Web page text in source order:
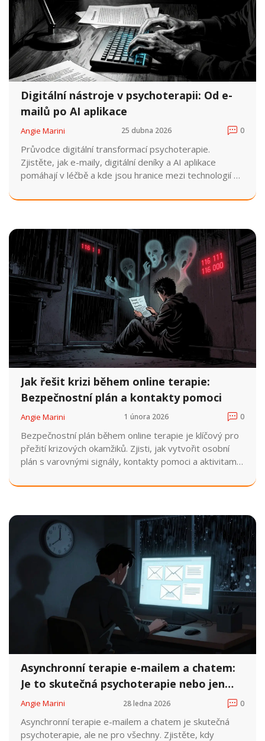
Digitální nástroje v psychoterapii: Od e-
mailů po AI aplikace
Angie Marini 25 dubna 2026 0
Průvodce digitální transformací psychoterapie.
Zjistěte, jak e-maily, digitální deníky a AI aplikace
pomáhají v léčbě a kde jsou hranice mezi technologií a
Jak řešit krizi během online terapie:
Bezpečnostní plán a kontakty pomoci
Angie Marini 1 února 2026 0
Bezpečnostní plán během online terapie je klíčový pro
přežití krizových okamžiků. Zjisti, jak vytvořit osobní
plán s varovnými signály, kontakty pomoci a aktivitami,
116 000.
Asynchronní terapie e-mailem a chatem:
Je to skutečná psychoterapie nebo jen
náhražka?
Angie Marini 28 ledna 2026 0
Asynchronní terapie e-mailem a chatem je skutečná
psychoterapie, ale ne pro všechny. Zjistěte, kdy